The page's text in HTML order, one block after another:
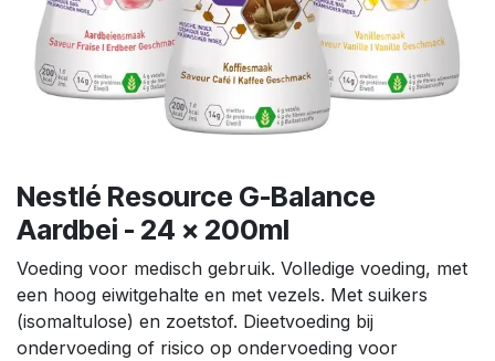
Nestlé Resource G-Balance
Aardbei - 24 x 200ml
Voeding voor medisch gebruik. Volledige voeding, met
een hoog eiwitgehalte en met vezels. Met suikers
(isomaltulose) en zoetstof. Dieetvoeding bij
ondervoeding of risico op ondervoeding voor